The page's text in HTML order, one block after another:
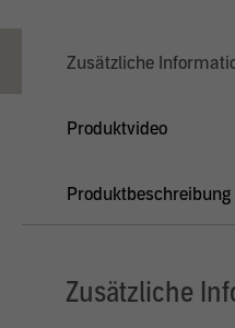
Zusätzliche
Produktvideo
Produktbeschreibung
Zusätzliche